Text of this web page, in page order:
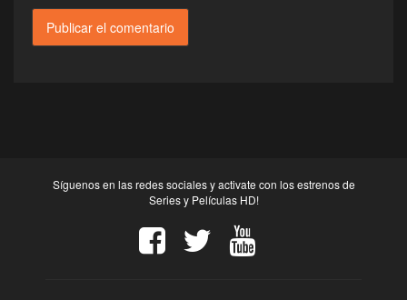
Síguenos en las redes sociales y activate con los estrenos de
Series y Películas HD!